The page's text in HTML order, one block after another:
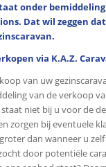
onder
Dat wil zeggen
via K.A.Z.
van uw
van de verkoop
niet bij u voor de
zorgen bij eventuele
dan wanneer u
door potentiële